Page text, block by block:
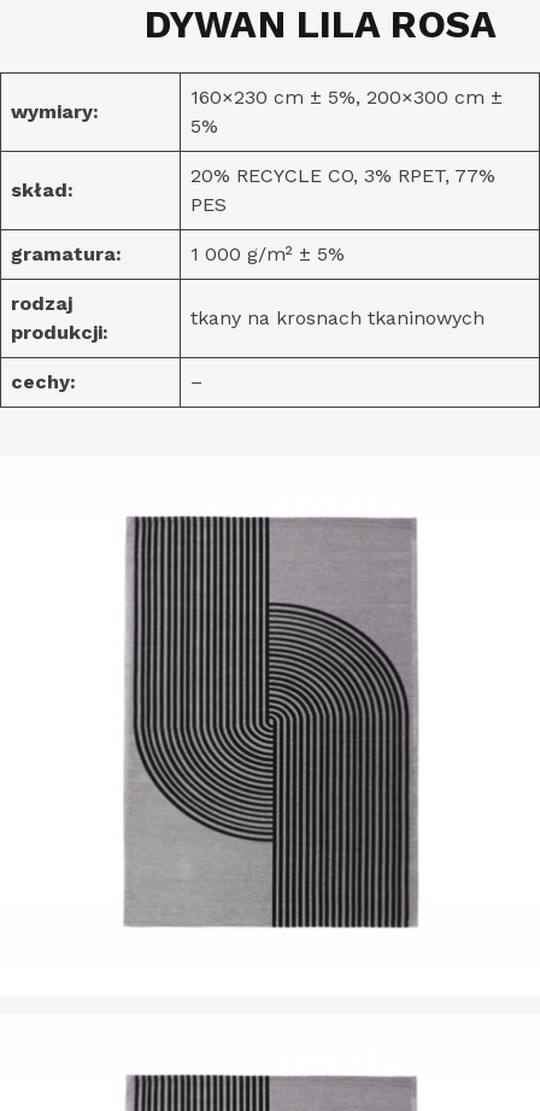
DYWAN LILA ROSA
wymiary:
160×230 cm ± 5%, 200×300 cm ±
5%
skład:
20% RECYCLE CO, 3% RPET, 77%
PES
gramatura: 1 000 g/m² ± 5%
rodzaj
produkcji:
tkany na krosnach tkaninowych
cechy: –